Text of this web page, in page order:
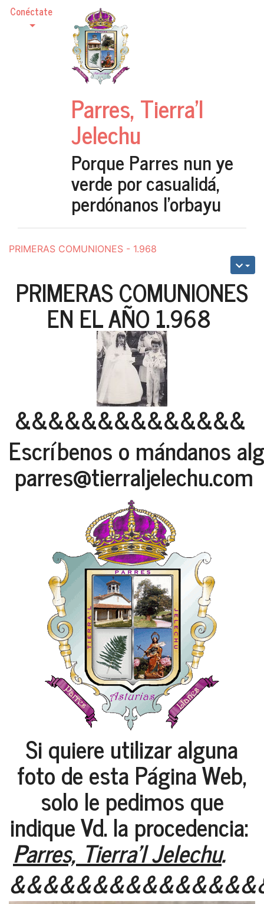
Conéctate
Parres, Tierra'l
Jelechu
Porque Parres nun ye
verde por casualidá,
perdónanos l'orbayu
PRIMERAS COMUNIONES - 1.968
PRIMERAS COMUNIONES
EN EL AÑO 1.968
&&&&&&&&&&&&&&
Escríbenos o mándanos
parres@tierraljelechu.com
Si quiere utilizar alguna
foto de esta Página Web,
solo le pedimos que
indique Vd. la procedencia:
Parres, Tierra'l Jelechu.